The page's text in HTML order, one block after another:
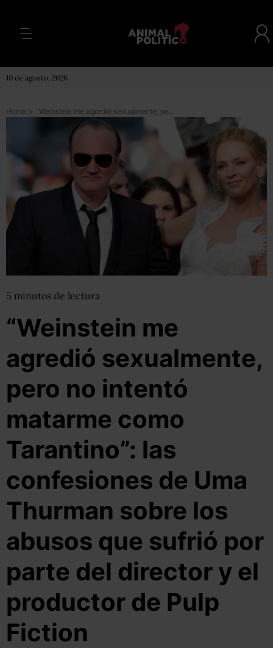
10 de agosto, 2026
Home > “Weinstein me agredió sexualmente, pero no intentó matarme como Tarantino”: las confesiones de Uma Thurman sobre los abusos que sufrió por parte del director y el productor de Pulp Fiction
5 minutos de lectura
“Weinstein me
agredió sexualmente,
pero no intentó
matarme como
Tarantino”: las
confesiones de Uma
Thurman sobre los
abusos que sufrió por
parte del director y el
productor de Pulp
Fiction